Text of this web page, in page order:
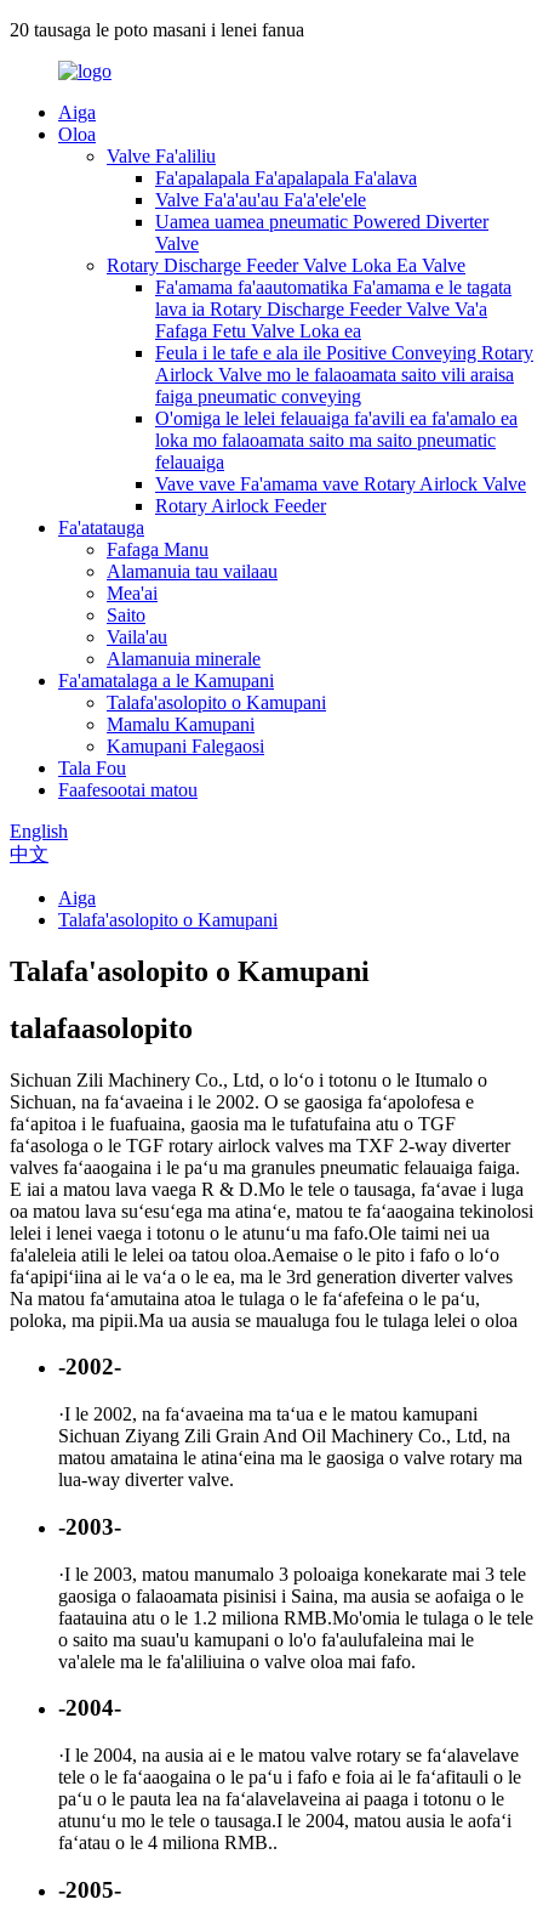
20 tausaga le poto masani i lenei fanua
Aiga
Oloa
Valve Fa'aliliu
Fa'apalapala Fa'apalapala Fa'alava
Valve Fa'a'au'au Fa'a'ele'ele
Uamea uamea pneumatic Powered Diverter
Valve
Rotary Discharge Feeder Valve Loka Ea Valve
Fa'amama fa'aautomatika Fa'amama e le tagata
lava ia Rotary Discharge Feeder Valve Va'a
Fafaga Fetu Valve Loka ea
Feula i le tafe e ala ile Positive Conveying Rotary
Airlock Valve mo le falaoamata saito vili araisa
faiga pneumatic conveying
O'omiga le lelei felauaiga fa'avili ea fa'amalo ea
loka mo falaoamata saito ma saito pneumatic
felauaiga
Vave vave Fa'amama vave Rotary Airlock Valve
Rotary Airlock Feeder
Fa'atatauga
Fafaga Manu
Alamanuia tau vailaau
Mea'ai
Saito
Vaila'au
Alamanuia minerale
Fa'amatalaga a le Kamupani
Talafa'asolopito o Kamupani
Mamalu Kamupani
Kamupani Falegaosi
Tala Fou
Faafesootai matou
English
中文
Aiga
Talafa'asolopito o Kamupani
Talafa'asolopito o Kamupani
talafaasolopito
Sichuan Zili Machinery Co., Ltd, o loʻo i totonu o le Itumalo o
Sichuan, na faʻavaeina i le 2002. O se gaosiga faʻapolofesa e
faʻapitoa i le fuafuaina, gaosia ma le tufatufaina atu o TGF
faʻasologa o le TGF rotary airlock valves ma TXF 2-way diverter
valves faʻaaogaina i le paʻu ma granules pneumatic felauaiga faiga.
E iai a matou lava vaega R & D.Mo le tele o tausaga, faʻavae i luga
oa matou lava suʻesuʻega ma atinaʻe, matou te faʻaaogaina tekinolosi
lelei i lenei vaega i totonu o le atunuʻu ma fafo.Ole taimi nei ua
fa'aleleia atili le lelei oa tatou oloa.Aemaise o le pito i fafo o loʻo
faʻapipiʻiina ai le vaʻa o le ea, ma le 3rd generation diverter valves
Na matou faʻamutaina atoa le tulaga o le faʻafefeina o le paʻu,
poloka, ma pipii.Ma ua ausia se maualuga fou le tulaga lelei o oloa
-2002-
·I le 2002, na faʻavaeina ma taʻua e le matou kamupani
Sichuan Ziyang Zili Grain And Oil Machinery Co., Ltd, na
matou amataina le atinaʻeina ma le gaosiga o valve rotary ma
lua-way diverter valve.
-2003-
·I le 2003, matou manumalo 3 poloaiga konekarate mai 3 tele
gaosiga o falaoamata pisinisi i Saina, ma ausia se aofaiga o le
faatauina atu o le 1.2 miliona RMB.Mo'omia le tulaga o le tele
o saito ma suau'u kamupani o lo'o fa'aulufaleina mai le
va'alele ma le fa'aliliuina o valve oloa mai fafo.
-2004-
·I le 2004, na ausia ai e le matou valve rotary se faʻalavelave
tele o le faʻaaogaina o le paʻu i fafo e foia ai le faʻafitauli o le
paʻu o le pauta lea na faʻalavelaveina ai paaga i totonu o le
atunuʻu mo le tele o tausaga.I le 2004, matou ausia le aofaʻi
faʻatau o le 4 miliona RMB..
-2005-